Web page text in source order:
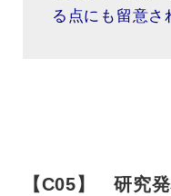
る点にも留意さ
【C05】 研究